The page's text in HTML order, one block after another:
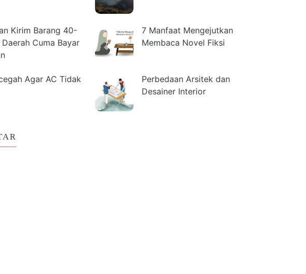
Kirim Barang 40-
Cuma Bayar
7 Manfaat Mengejutkan
Membaca Novel Fiksi
Agar AC Tidak
Perbedaan Arsitek dan
Desainer Interior